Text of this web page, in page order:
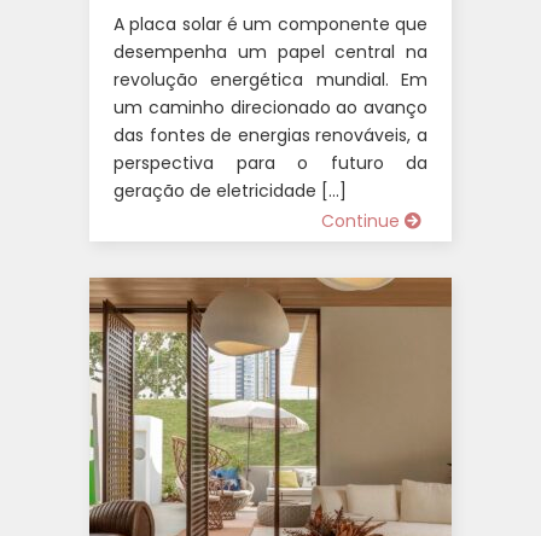
A placa solar é um componente que
desempenha um papel central na
revolução energética mundial. Em
um caminho direcionado ao avanço
das fontes de energias renováveis, a
perspectiva para o futuro da
geração de eletricidade […]
Continue